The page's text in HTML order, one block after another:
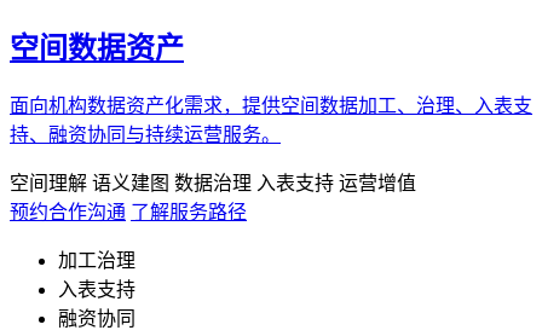
空间数据资产
面向机构数据资产化需求，提供空间数据加工、治理、入表支
持、融资协同与持续运营服务。
空间理解 语义建图 数据治理 入表支持 运营增值
预约合作沟通 了解服务路径
加工治理
入表支持
融资协同